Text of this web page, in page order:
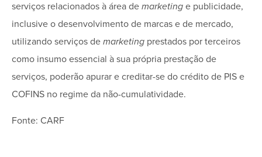
serviços relacionados à área de marketing e publicidade,
inclusive o desenvolvimento de marcas e de mercado,
utilizando serviços de marketing prestados por terceiros
como insumo essencial à sua própria prestação de
serviços, poderão apurar e creditar-se do crédito de PIS e
COFINS no regime da não-cumulatividade.
Fonte: CARF